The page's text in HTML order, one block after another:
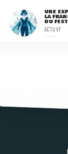
UNE
LA
DU
ACTU VF